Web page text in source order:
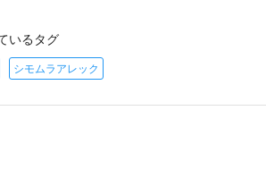
いるタグ
シモムラアレック